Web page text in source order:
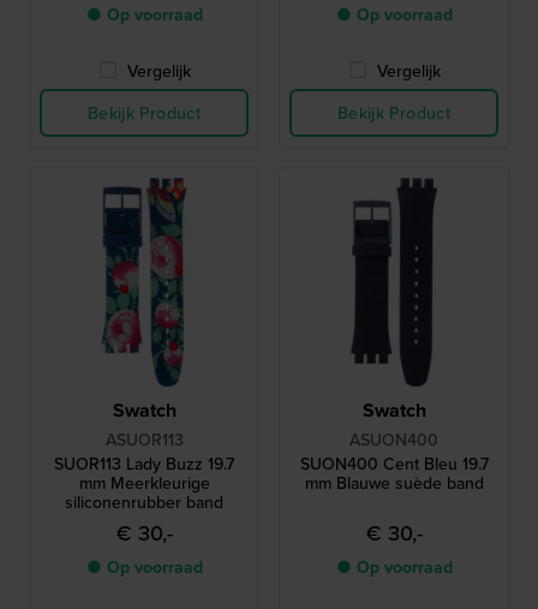
● Op voorraad
Vergelijk
Bekijk Product
● Op voorraad
Vergelijk
Bekijk Product
Swatch
ASUOR113
SUOR113 Lady Buzz 19.7
mm Meerkleurige
siliconenrubber band
€ 30,-
● Op voorraad
Swatch
ASUON400
SUON400 Cent Bleu 19.7
mm Blauwe suède band
€ 30,-
● Op voorraad